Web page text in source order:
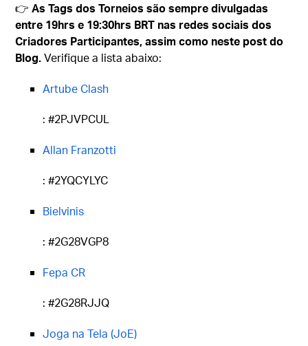
👉 As Tags dos Torneios são sempre divulgadas
entre 19hrs e 19:30hrs BRT nas redes sociais dos
Criadores Participantes, assim como neste post do
Blog.Verifique a lista abaixo:
Artube Clash
: #2PJVPCUL
Allan Franzotti
: #2YQCYLYC
Bielvinis
: #2G28VGP8
Fepa CR
: #2G28RJJQ
Joga na Tela (JoE)